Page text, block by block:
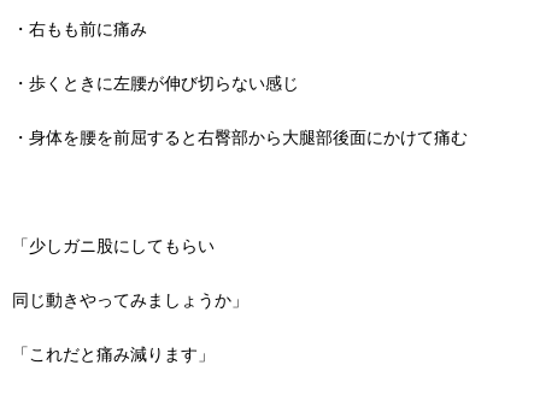
・右もも前に痛み
・歩くときに左腰が伸び切らない感じ
・身体を腰を前屈すると右臀部から大腿部後面にかけて痛む
「少しガニ股にしてもらい
同じ動きやってみましょうか」
「これだと痛み減ります」